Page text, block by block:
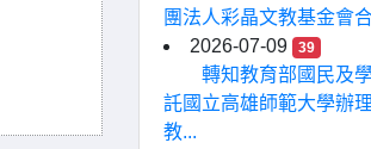
團法人彩晶文教基金會
2026-07-09
39
轉知教育部國民及
託國立高雄師範大學辦
教...